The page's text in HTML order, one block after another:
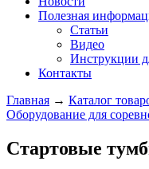
Полезная
Статьи
Видео
Инструкции
Контакты
Главная → Каталог
Оборудование для
Стартовые